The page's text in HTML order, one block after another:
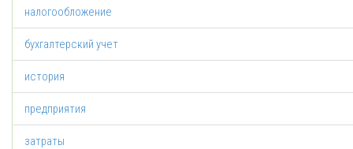
налогообложение
бухгалтерский учет
история
предприятия
затраты